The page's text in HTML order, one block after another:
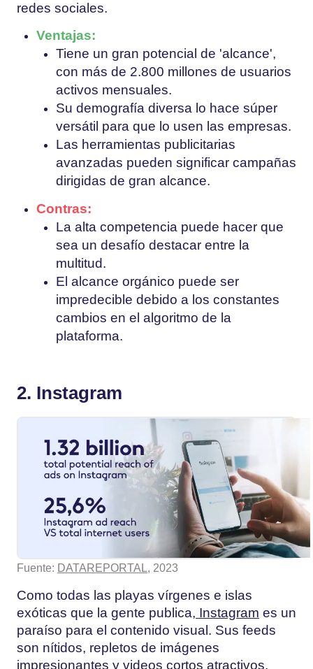
redes sociales.
Ventajas:
Tiene un gran potencial de 'alcance',
con más de 2.800 millones de usuarios
activos mensuales.
Su demografía diversa lo hace súper
versátil para que lo usen las empresas.
Las herramientas publicitarias
avanzadas pueden significar campañas
dirigidas de gran alcance.
Contras:
La alta competencia puede hacer que
sea un desafío destacar entre la
multitud.
El alcance orgánico puede ser
impredecible debido a los constantes
cambios en el algoritmo de la
plataforma.
2. Instagram
Fuente: DATAREPORTAL, 2023
Como todas las playas vírgenes e islas
exóticas que la gente publica, Instagram es un
paraíso para el contenido visual. Sus feeds
son nítidos, repletos de imágenes
impresionantes y videos cortos atractivos.